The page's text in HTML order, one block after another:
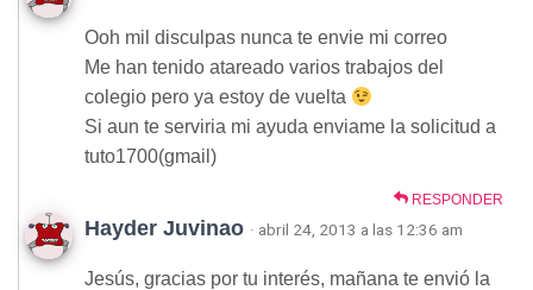
Ooh mil disculpas nunca te envie mi correo
Me han tenido atareado varios trabajos del
colegio pero ya estoy de vuelta
Si aun te serviria mi ayuda enviame la solicitud a
tuto1700(gmail)
RESPONDER
Hayder Juvinao · abril 24, 2013 a las 12:36 am
Jesús, gracias por tu interés, mañana te envió la